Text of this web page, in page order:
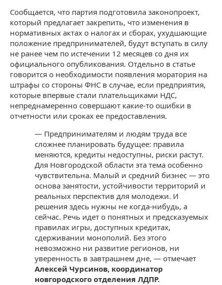
Сообщается, что партия подготовила законопроект,
который предлагает закрепить, что изменения в
нормативных актах о налогах и сборах, ухудшающие
положение предпринимателей, будут вступать в силу
не ранее чем по истечении 12 месяцев со дня их
официального опубликования. Отдельно в статье
говорится о необходимости появления моратория на
штрафы со стороны ФНС в случае, если предприятия,
которые впервые стали плательщиками НДС,
непреднамеренно совершают какие-то ошибки в
отчетности или сроках ее предоставления.
— Предпринимателям и людям труда все
сложнее планировать будущее: правила
меняются, кредиты недоступны, риски растут.
Для Новгородской области эта тема особенно
чувствительна. Малый и средний бизнес — это
основа занятости, устойчивости территорий и
реальных перспектив для молодежи. И
решения здесь нужны не когда-нибудь, а
сейчас. Речь идет о понятных и предсказуемых
правилах игры, доступных кредитах,
сдерживании монополий. Без этого
невозможно ни развитие регионов, ни
уверенность в завтрашнем дне, — отмечает
Алексей Чурсинов, координатор
новгородского отделения ЛДПР.